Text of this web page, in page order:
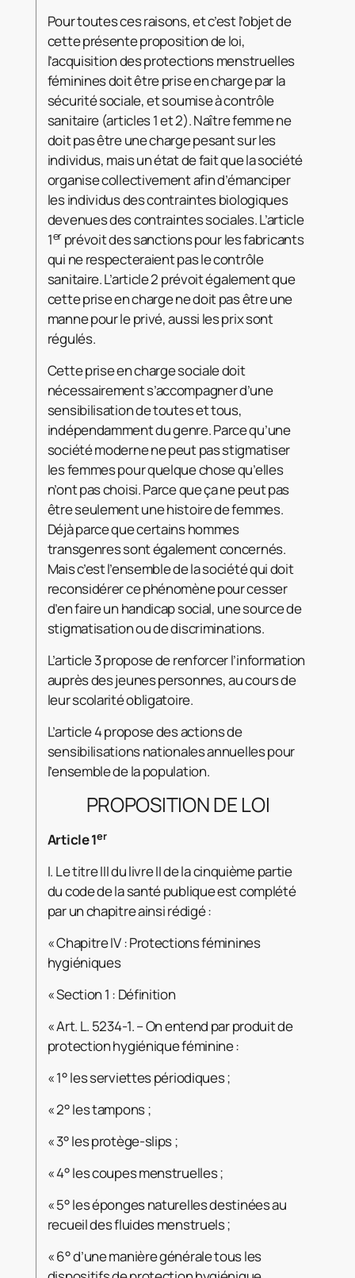
Pour toutes ces raisons, et c’est l’objet de
cette présente proposition de loi,
l’acquisition des protections menstruelles
féminines doit être prise en charge par la
sécurité sociale, et soumise à contrôle
sanitaire (articles 1 et 2). Naître femme ne
doit pas être une charge pesant sur les
individus, mais un état de fait que la société
organise collectivement afin d’émanciper
les individus des contraintes biologiques
devenues des contraintes sociales. L’article
1erprévoit des sanctions pour les fabricants
qui ne respecteraient pas le contrôle
sanitaire. L’article 2 prévoit également que
cette prise en charge ne doit pas être une
manne pour le privé, aussi les prix sont
régulés.
Cette prise en charge sociale doit
nécessairement s’accompagner d’une
sensibilisation de toutes et tous,
indépendamment du genre. Parce qu’une
société moderne ne peut pas stigmatiser
les femmes pour quelque chose qu’elles
n’ont pas choisi. Parce que ça ne peut pas
être seulement une histoire de femmes.
Déjà parce que certains hommes
transgenres sont également concernés.
Mais c’est l’ensemble de la société qui doit
reconsidérer ce phénomène pour cesser
d’en faire un handicap social, une source de
stigmatisation ou de discriminations.
L’article 3 propose de renforcer l’information
auprès des jeunes personnes, au cours de
leur scolarité obligatoire.
L’article 4 propose des actions de
sensibilisations nationales annuelles pour
l’ensemble de la population.
PROPOSITION DE LOI
Article 1er
I. Le titre III du livre II de la cinquième partie
du code de la santé publique est complété
par un chapitre ainsi rédigé :
« Chapitre IV : Protections féminines
hygiéniques
« Section 1 : Définition
« Art. L. 5234-1. – On entend par produit de
protection hygiénique féminine :
« 1° les serviettes périodiques ;
« 2° les tampons ;
« 3° les protège-slips ;
« 4° les coupes menstruelles ;
« 5° les éponges naturelles destinées au
recueil des fluides menstruels ;
« 6° d’une manière générale tous les